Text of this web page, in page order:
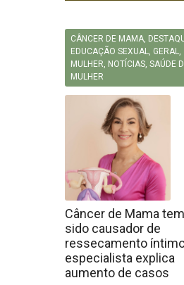
CÂNCER DE MAMA,
EDUCAÇÃO SEXUAL, GERAL,
MULHER, NOTÍCIAS, SAÚDE
MULHER
Câncer de Mama tem
sido causador de
ressecamento
especialista explica
aumento de casos